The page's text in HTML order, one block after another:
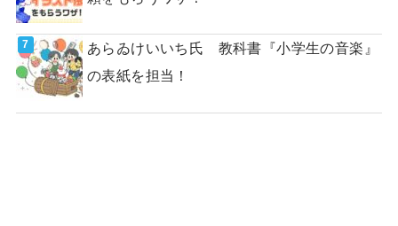
あらゐけいいち氏 教科書『小学生の音楽』
の表紙を担当！